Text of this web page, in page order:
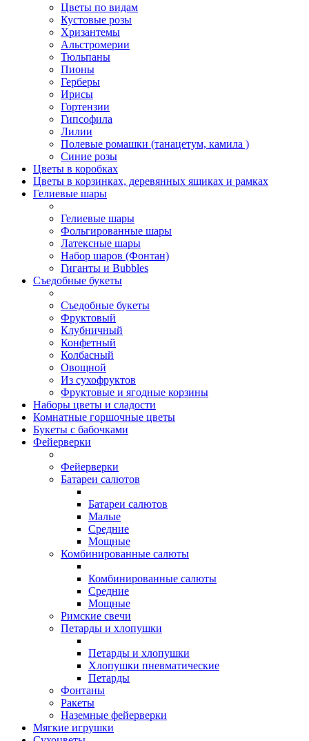
Цветы по видам
Кустовые розы
Хризантемы
Альстромерии
Тюльпаны
Пионы
Герберы
Ирисы
Гортензии
Гипсофила
Лилии
Полевые ромашки (танацетум, камила )
Синие розы
Цветы в коробках
Цветы в корзинках, деревянных ящиках и рамках
Гелиевые шары
Гелиевые шары
Фольгированные шары
Латексные шары
Набор шаров (Фонтан)
Гиганты и Bubbles
Съедобные букеты
Съедобные букеты
Фруктовый
Клубничный
Конфетный
Колбасный
Овощной
Из сухофруктов
Фруктовые и ягодные корзины
Наборы цветы и сладости
Комнатные горшочные цветы
Букеты с бабочками
Фейерверки
Фейерверки
Батареи салютов
Батареи салютов
Малые
Средние
Мощные
Комбинированные салюты
Комбинированные салюты
Средние
Мощные
Римские свечи
Петарды и хлопушки
Петарды и хлопушки
Хлопушки пневматические
Петарды
Фонтаны
Ракеты
Наземные фейерверки
Мягкие игрушки